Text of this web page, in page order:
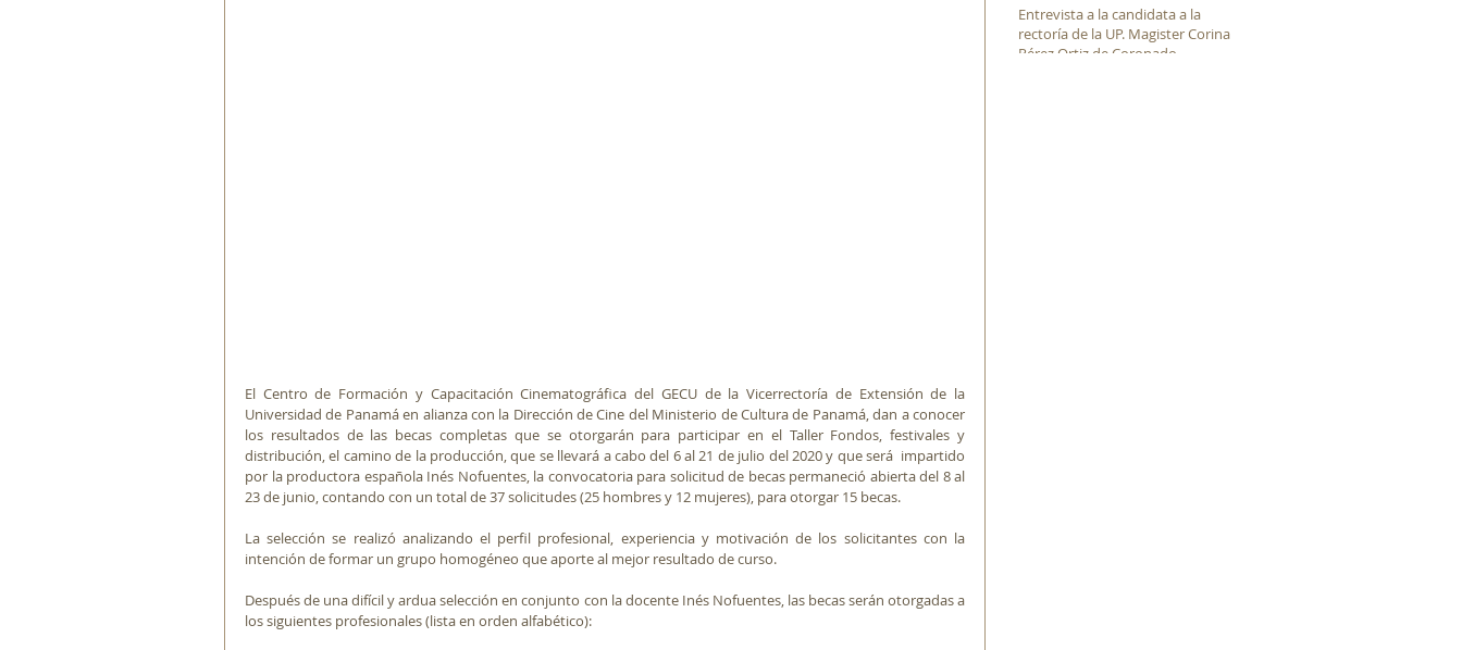
El Centro de Formación y Capacitación Cinematográfica del GECU de la Vicerrectoría de Extensión de la
Universidad de Panamá en alianza con la Dirección de Cine del Ministerio de Cultura de Panamá, dan a conocer
los resultados de las becas completas que se otorgarán para participar en el Taller Fondos, festivales y
distribución, el camino de la producción, que se llevará a cabo del 6 al 21 de julio del 2020 y que será  impartido
por la productora española Inés Nofuentes, la convocatoria para solicitud de becas permaneció abierta del 8 al
23 de junio, contando con un total de 37 solicitudes (25 hombres y 12 mujeres), para otorgar 15 becas.
La selección se realizó analizando el perfil profesional, experiencia y motivación de los solicitantes con la
intención de formar un grupo homogéneo que aporte al mejor resultado de curso.
Después de una difícil y ardua selección en conjunto con la docente Inés Nofuentes, las becas serán otorgadas a
los siguientes profesionales (lista en orden alfabético):
Entrevista a la candidata a la
rectoría de la UP. Magister Corina
Pérez Ortiz de Coronado